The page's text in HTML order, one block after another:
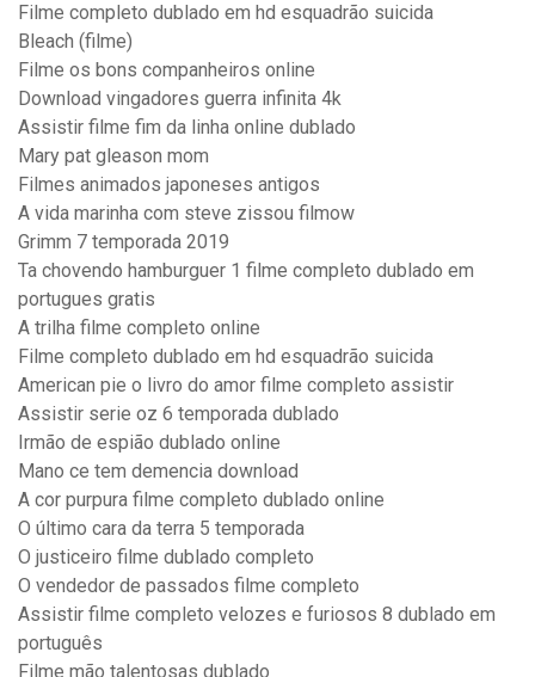
Filme completo dublado em hd esquadrão suicida
Bleach (filme)
Filme os bons companheiros online
Download vingadores guerra infinita 4k
Assistir filme fim da linha online dublado
Mary pat gleason mom
Filmes animados japoneses antigos
A vida marinha com steve zissou filmow
Grimm 7 temporada 2019
Ta chovendo hamburguer 1 filme completo dublado em
portugues gratis
A trilha filme completo online
Filme completo dublado em hd esquadrão suicida
American pie o livro do amor filme completo assistir
Assistir serie oz 6 temporada dublado
Irmão de espião dublado online
Mano ce tem demencia download
A cor purpura filme completo dublado online
O último cara da terra 5 temporada
O justiceiro filme dublado completo
O vendedor de passados filme completo
Assistir filme completo velozes e furiosos 8 dublado em
português
Filme mão talentosas dublado